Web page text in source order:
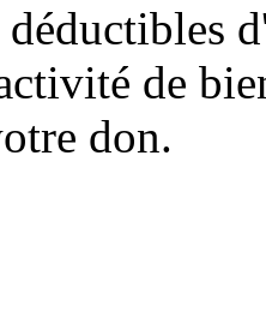
de
don.